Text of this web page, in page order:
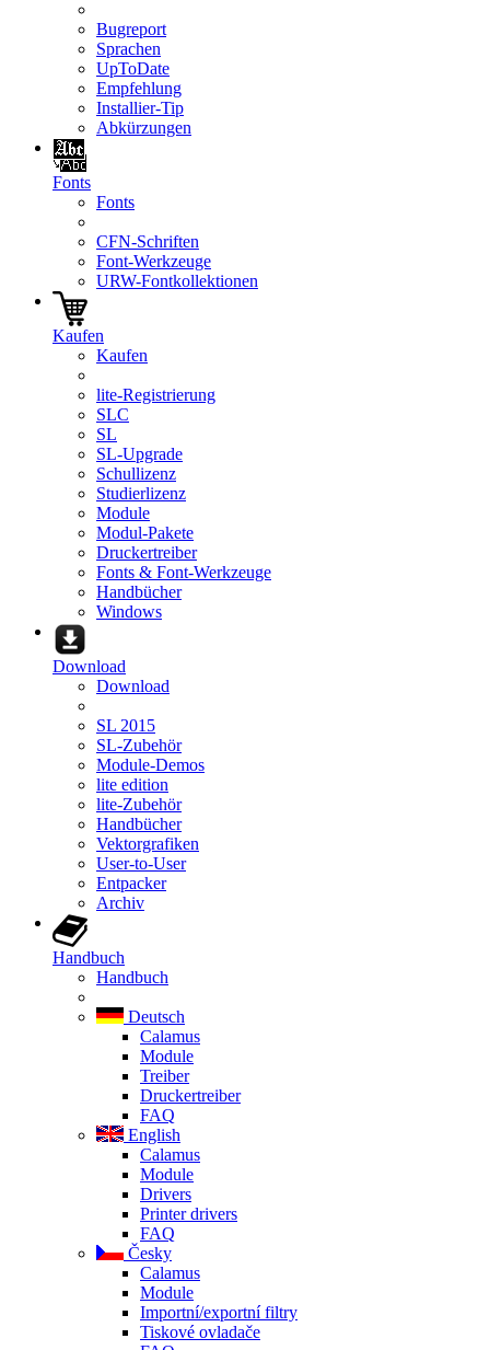
Bugreport
Sprachen
UpToDate
Empfehlung
Installier-Tip
Abkürzungen
Fonts
Fonts
CFN-Schriften
Font-Werkzeuge
URW-Fontkollektionen
Kaufen
Kaufen
lite-Registrierung
SLC
SL
SL-Upgrade
Schullizenz
Studierlizenz
Module
Modul-Pakete
Druckertreiber
Fonts & Font-Werkzeuge
Handbücher
Windows
Download
Download
SL 2015
SL-Zubehör
Module-Demos
lite edition
lite-Zubehör
Handbücher
Vektorgrafiken
User-to-User
Entpacker
Archiv
Handbuch
Handbuch
Deutsch
Calamus
Module
Treiber
Druckertreiber
FAQ
English
Calamus
Module
Drivers
Printer drivers
FAQ
Česky
Calamus
Module
Importní/exportní filtry
Tiskové ovladače